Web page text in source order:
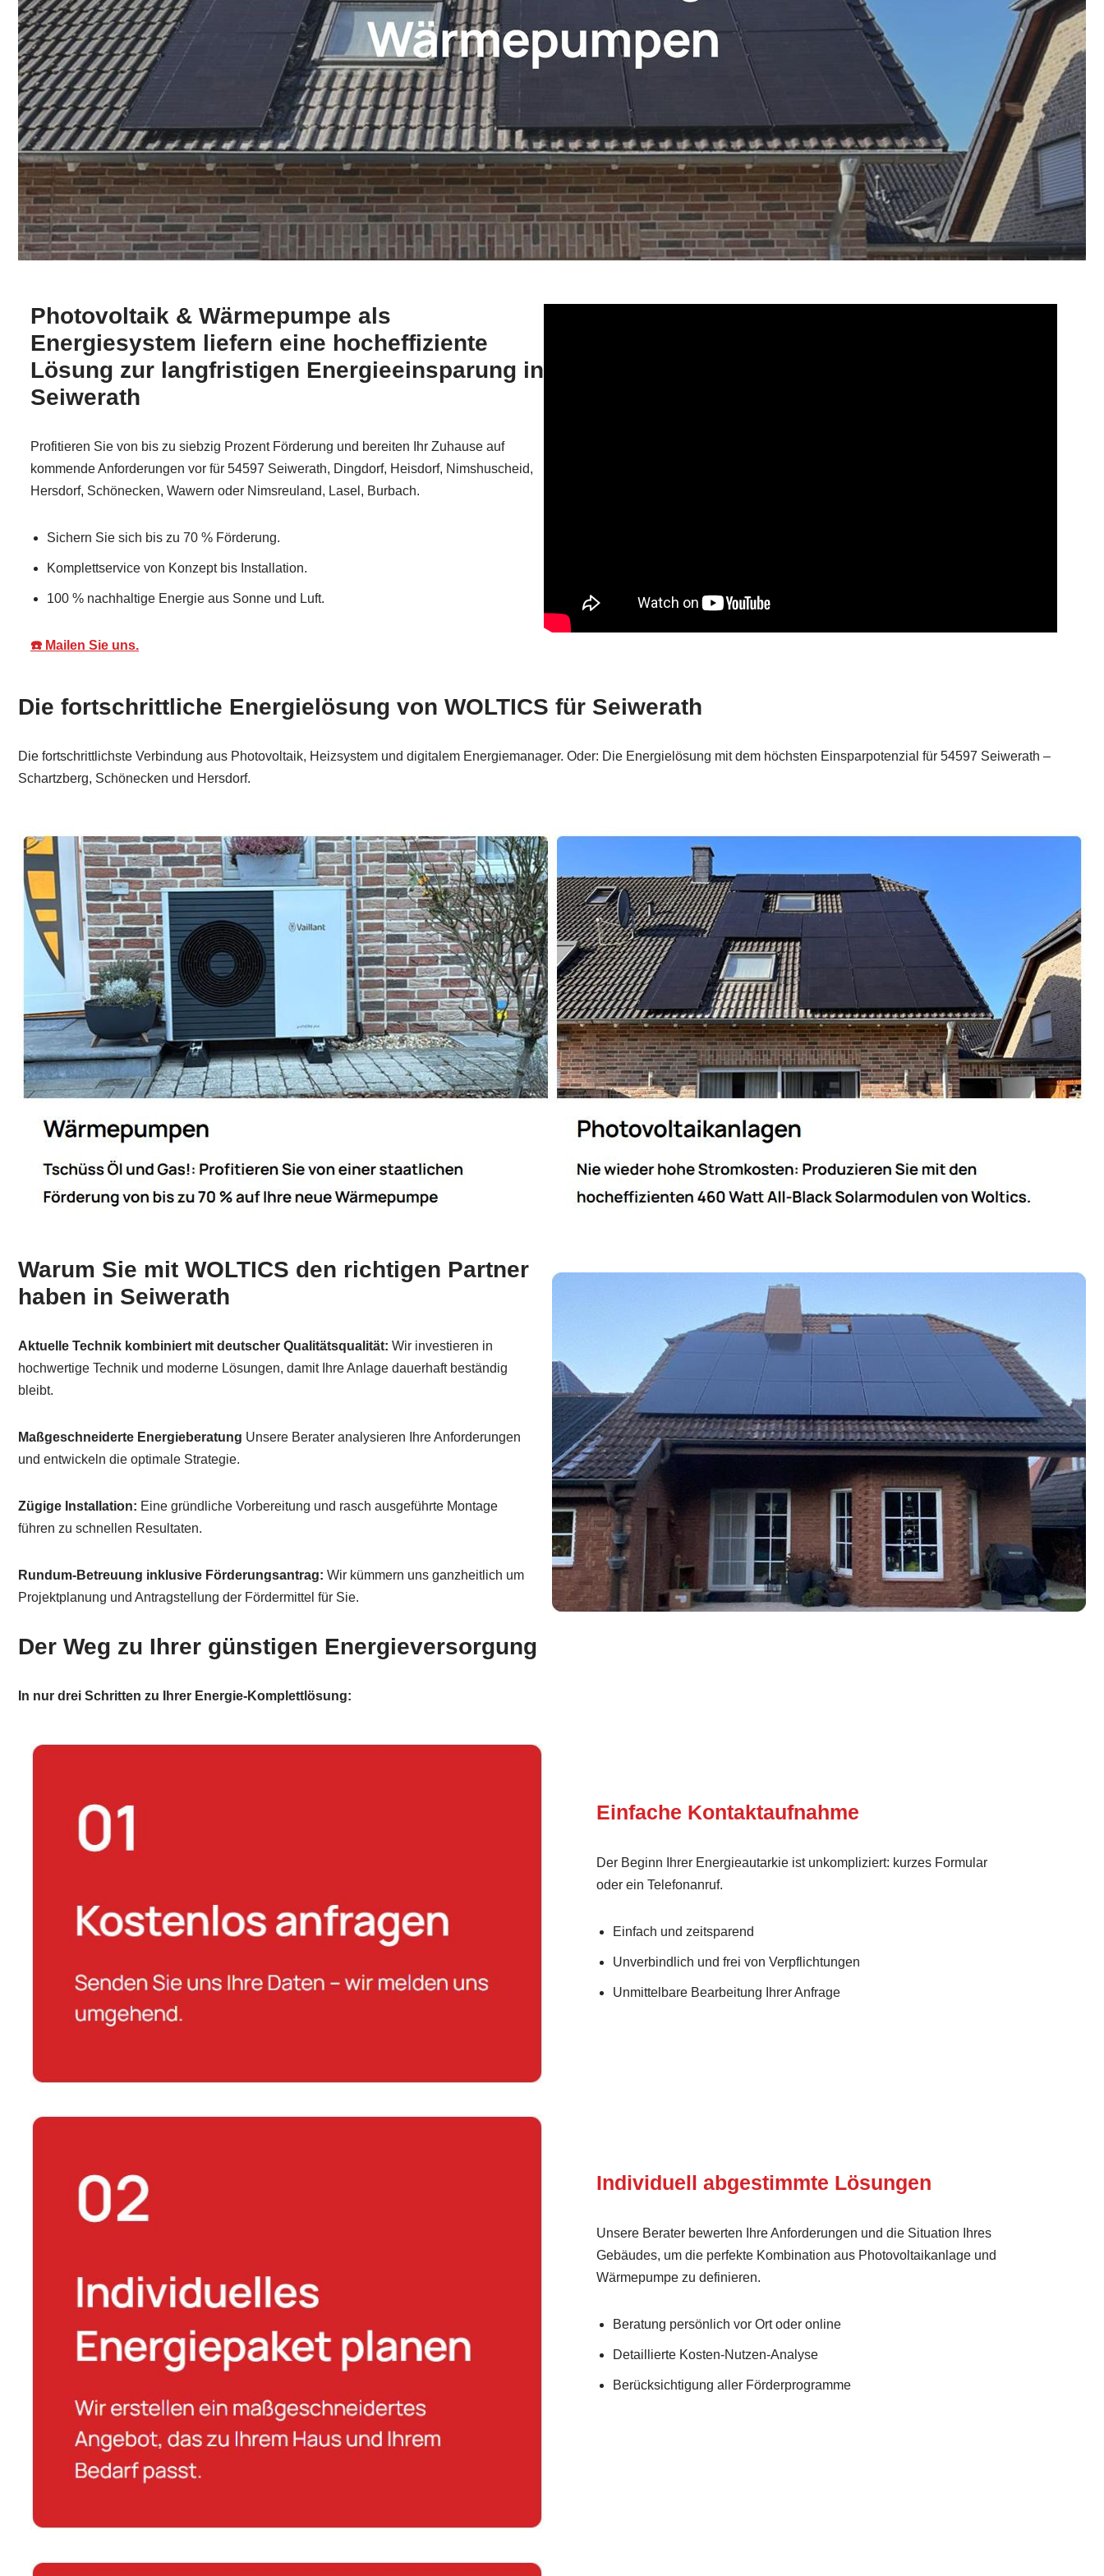
Photovoltaik & Wärmepumpe als
Energiesystem liefern eine hocheffiziente
Lösung zur langfristigen Energieeinsparung in
Seiwerath
Profitieren Sie von bis zu siebzig Prozent Förderung und bereiten Ihr Zuhause auf
kommende Anforderungen vor für 54597 Seiwerath, Dingdorf, Heisdorf, Nimshuscheid,
Hersdorf, Schönecken, Wawern oder Nimsreuland, Lasel, Burbach.
Sichern Sie sich bis zu 70 % Förderung.
Komplettservice von Konzept bis Installation.
100 % nachhaltige Energie aus Sonne und Luft.
☎️ Mailen Sie uns.
Die fortschrittliche Energielösung von WOLTICS für Seiwerath
Die fortschrittlichste Verbindung aus Photovoltaik, Heizsystem und digitalem Energiemanager. Oder: Die Energielösung mit dem höchsten Einsparpotenzial für 54597 Seiwerath –
Schartzberg, Schönecken und Hersdorf.
Warum Sie mit WOLTICS den richtigen Partner
haben in Seiwerath
Aktuelle Technik kombiniert mit deutscher Qualitätsqualität: Wir investieren in
hochwertige Technik und moderne Lösungen, damit Ihre Anlage dauerhaft beständig
bleibt.
Maßgeschneiderte Energieberatung Unsere Berater analysieren Ihre Anforderungen
und entwickeln die optimale Strategie.
Zügige Installation: Eine gründliche Vorbereitung und rasch ausgeführte Montage
führen zu schnellen Resultaten.
Rundum-Betreuung inklusive Förderungsantrag: Wir kümmern uns ganzheitlich um
Projektplanung und Antragstellung der Fördermittel für Sie.
Der Weg zu Ihrer günstigen Energieversorgung
In nur drei Schritten zu Ihrer Energie-Komplettlösung:
Einfache Kontaktaufnahme
Der Beginn Ihrer Energieautarkie ist unkompliziert: kurzes Formular
oder ein Telefonanruf.
Einfach und zeitsparend
Unverbindlich und frei von Verpflichtungen
Unmittelbare Bearbeitung Ihrer Anfrage
Individuell abgestimmte Lösungen
Unsere Berater bewerten Ihre Anforderungen und die Situation Ihres
Gebäudes, um die perfekte Kombination aus Photovoltaikanlage und
Wärmepumpe zu definieren.
Beratung persönlich vor Ort oder online
Detaillierte Kosten-Nutzen-Analyse
Berücksichtigung aller Förderprogramme